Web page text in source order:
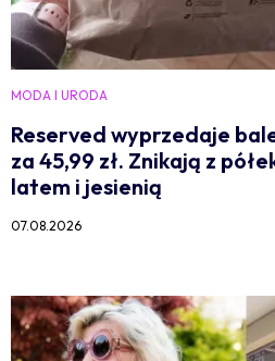
MODA I URODA
Reserved wyprzedaje
za 45,99 zł. Znikają z
latem i jesienią
07.08.2026